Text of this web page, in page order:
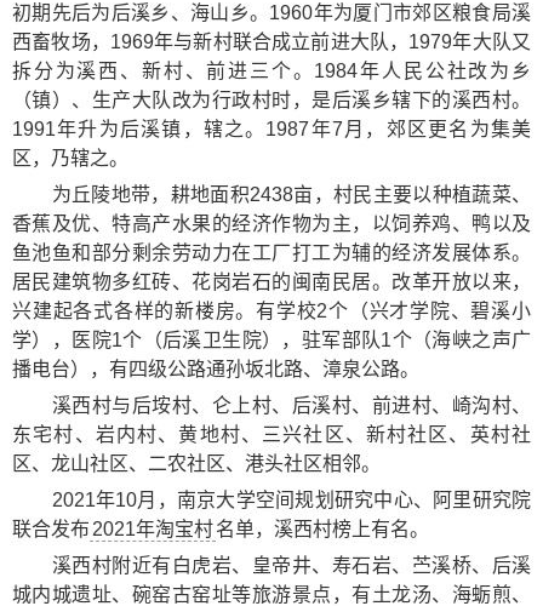
初期先后为后溪乡、海山乡。1960年为厦门市郊区粮食局溪
西畜牧场，1969年与新村联合成立前进大队，1979年大队又
拆分为溪西、新村、前进三个。1984年人民公社改为乡
（镇）、生产大队改为行政村时，是后溪乡辖下的溪西村。
1991年升为后溪镇，辖之。1987年7月，郊区更名为集美
区，乃辖之。
为丘陵地带，耕地面积2438亩，村民主要以种植蔬菜、
香蕉及优、特高产水果的经济作物为主，以饲养鸡、鸭以及
鱼池鱼和部分剩余劳动力在工厂打工为辅的经济发展体系。
居民建筑物多红砖、花岗岩石的闽南民居。改革开放以来，
兴建起各式各样的新楼房。有学校2个（兴才学院、碧溪小
学），医院1个（后溪卫生院），驻军部队1个（海峡之声广
播电台），有四级公路通孙坂北路、漳泉公路。
溪西村与后垵村、仑上村、后溪村、前进村、崎沟村、
东宅村、岩内村、黄地村、三兴社区、新村社区、英村社
区、龙山社区、二农社区、港头社区相邻。
2021年10月，南京大学空间规划研究中心、阿里研究院
联合发布 2021年淘宝村名单，溪西村榜上有名。
溪西村附近有 白虎岩、 皇帝井、 寿石岩、 苎溪桥、 后溪
城内城遗址、 碗窑古窑址等旅游景点，有土龙汤、 海蛎煎、